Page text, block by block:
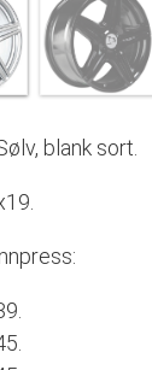
blank sort.